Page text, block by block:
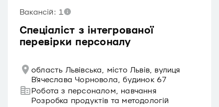
Спеціаліст з інтегрованої
перевірки персоналу
Вакансій: 1
область Львівська, місто Львів, вулиця
В'ячеслава Чорновола, будинок 67
Робота з персоналом, навчання
Розробка продуктів та методологій